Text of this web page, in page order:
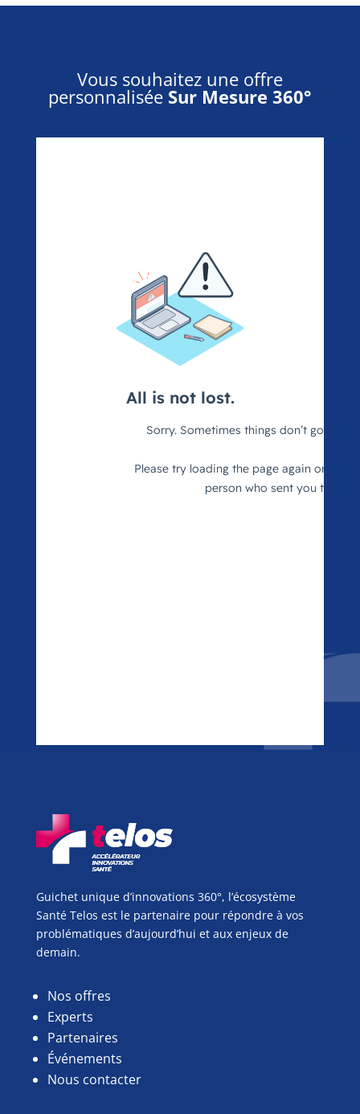
Vous souhaitez une offre
personnalisée Sur Mesure 360°
Guichet unique d’innovations 360°, l’écosystème
Santé Telos est le partenaire pour répondre à vos
problématiques d’aujourd’hui et aux enjeux de
demain.
Nos offres
Experts
Partenaires
Événements
Nous contacter